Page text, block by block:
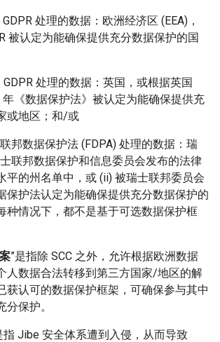
处理的数据：欧洲经济区 (EEA)，
被认定为能确保提供充分数据保护的国
处理的数据：英国，或根据英国
年《数据保护法》被认定为能确保提供充
或地区；和/或
邦数据保护法 (FDPA) 处理的数据：瑞
联邦数据保护和信息委员会发布的法律
平的州名单中，或 (ii) 被瑞士联邦委员会
保护法认定为能确保提供充分数据保护的
种情况下，都不是基于可选数据保护框
”是指除 SCC 之外，允许根据欧洲数据
人数据合法转移到第三方国家/地区的解
获认可的数据保护框架，可确保参与其中
保护。
指 Jibe 安全体系遭到入侵，从而导致